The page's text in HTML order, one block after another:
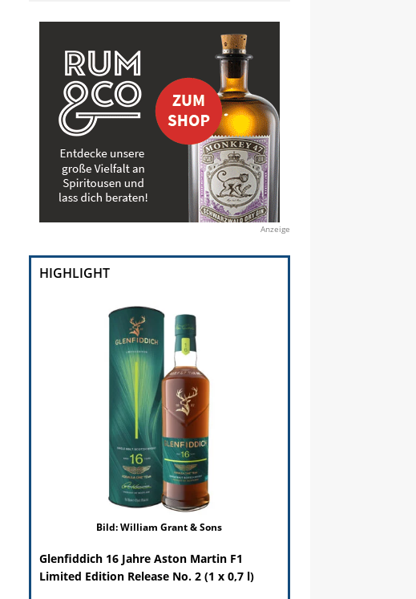
Anzeige
HIGHLIGHT
Bild: William Grant & Sons
Glenfiddich 16 Jahre Aston Martin F1
Limited Edition Release No. 2 (1 x 0,7 l)